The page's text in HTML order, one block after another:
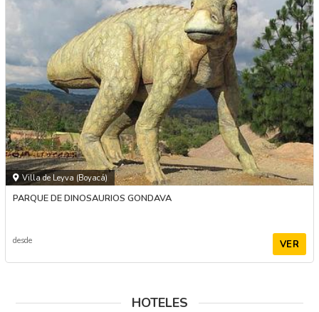
Villa de Leyva (Boyacá)
PARQUE DE DINOSAURIOS GONDAVA
desde VER
HOTELES